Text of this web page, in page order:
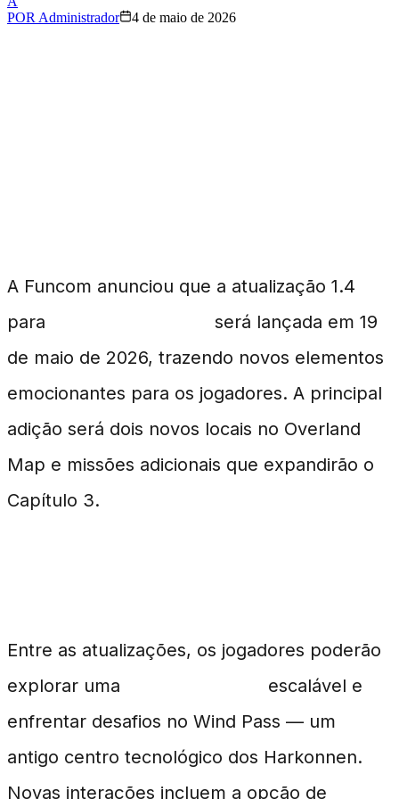
POR Administrador 4 de maio de 2026
A Funcom anunciou que a atualização 1.4
para
será lançada em 19
de maio de 2026, trazendo novos elementos
emocionantes para os jogadores. A principal
adição será dois novos locais no Overland
Map e missões adicionais que expandirão o
Capítulo 3.
Entre as atualizações, os jogadores poderão
explorar uma
escalável e
enfrentar desafios no Wind Pass — um
antigo centro tecnológico dos Harkonnen.
Novas interações incluem a opção de